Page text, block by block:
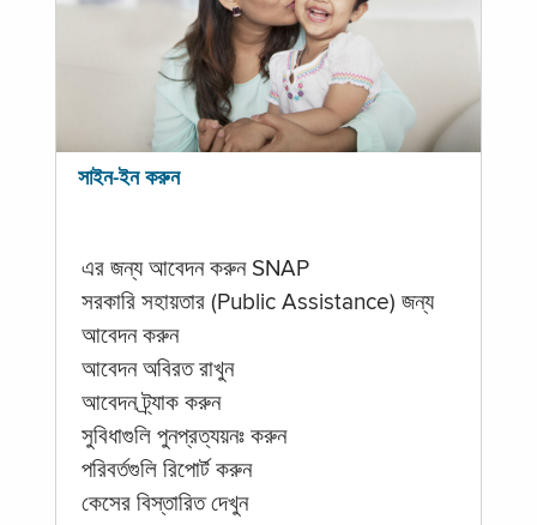
সাইন-ইন করুন
এর জন্য আবেদন করুন SNAP
সরকারি সহায়তার (Public Assistance) জন্য
আবেদন করুন
আবেদন অবিরত রাখুন
আবেদন ট্র্যাক করুন
সুবিধাগুলি পুনপ্রত্যয়নঃ করুন
পরিবর্তগুলি রিপোর্ট করুন
কেসের বিস্তারিত দেখুন